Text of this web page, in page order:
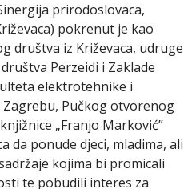
prirodoslovaca,
pokrenut je kao
društva iz Križevaca, udruge
Perzeidi i Zaklade
elektrotehnike i
Pučkog otvorenog
„Franjo Marković”
da ponude djeci, mladima, ali
kojima bi promicali
te pobudili interes za